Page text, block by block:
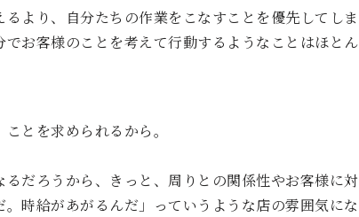
より、自分たちの作業をこなすことを優先してしま
お客様のことを考えて行動するようなことはほとん
とを求められるから。
だろうから、きっと、周りとの関係性やお客様に対
時給があがるんだ」っていうような店の雰囲気にな